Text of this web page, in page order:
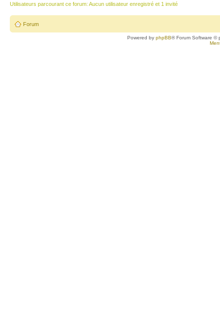
Utilisateurs parcourant ce forum: Aucun utilisateur enregistré et 1 invité
Forum
Powered byphpBB® Forum Software ©